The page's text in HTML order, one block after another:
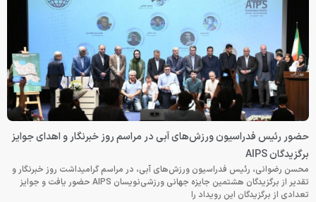
حضور رئیس فدراسیون ورزش‌های آبی در مراسم روز خبرنگار و اهدای جوایز
برگزیدگان AIPS
محسن رضوانی، رئیس فدراسیون ورزش‌های آبی، در مراسم گرامیداشت روز خبرنگار و
تقدیر از برگزیدگان هشتمین جایزه جهانی ورزشی‌نویسان AIPS حضور یافت و جوایز
تعدادی از برگزیدگان این رویداد را